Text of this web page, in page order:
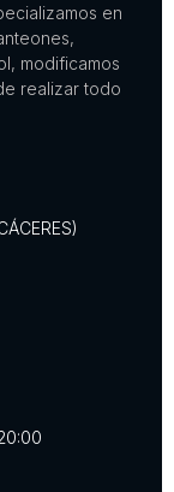
en
modificamos
realizar todo